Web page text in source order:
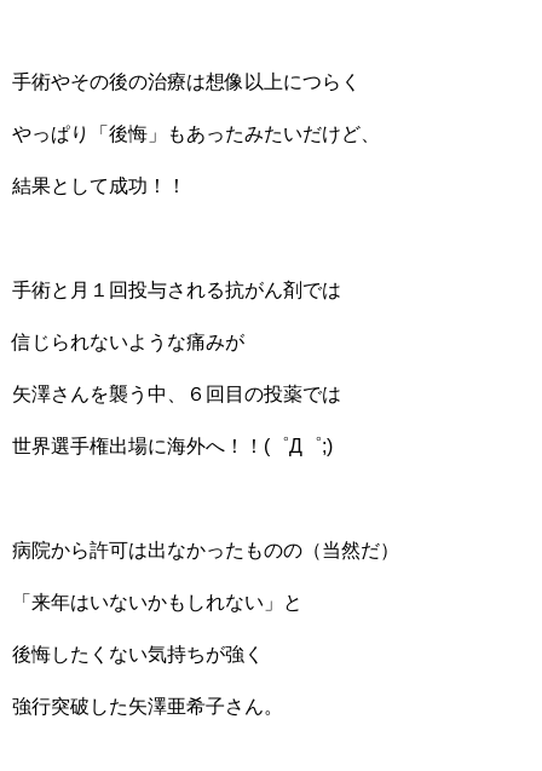
手術やその後の治療は想像以上につらく
やっぱり「後悔」もあったみたいだけど、
結果として成功！！
手術と月１回投与される抗がん剤では
信じられないような痛みが
矢澤さんを襲う中、６回目の投薬では
世界選手権出場に海外へ！！(゜Д゜;)
病院から許可は出なかったものの（当然だ）
「来年はいないかもしれない」と
後悔したくない気持ちが強く
強行突破した矢澤亜希子さん。